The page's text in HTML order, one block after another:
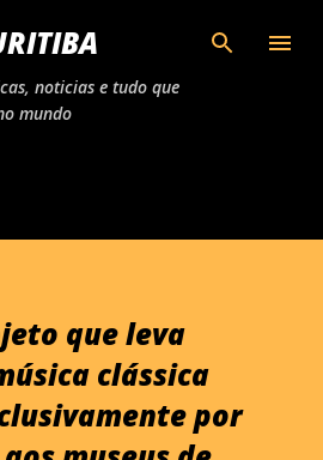
o conteúdo principal
noticias e tudo que
mundo
que leva
clássica
por